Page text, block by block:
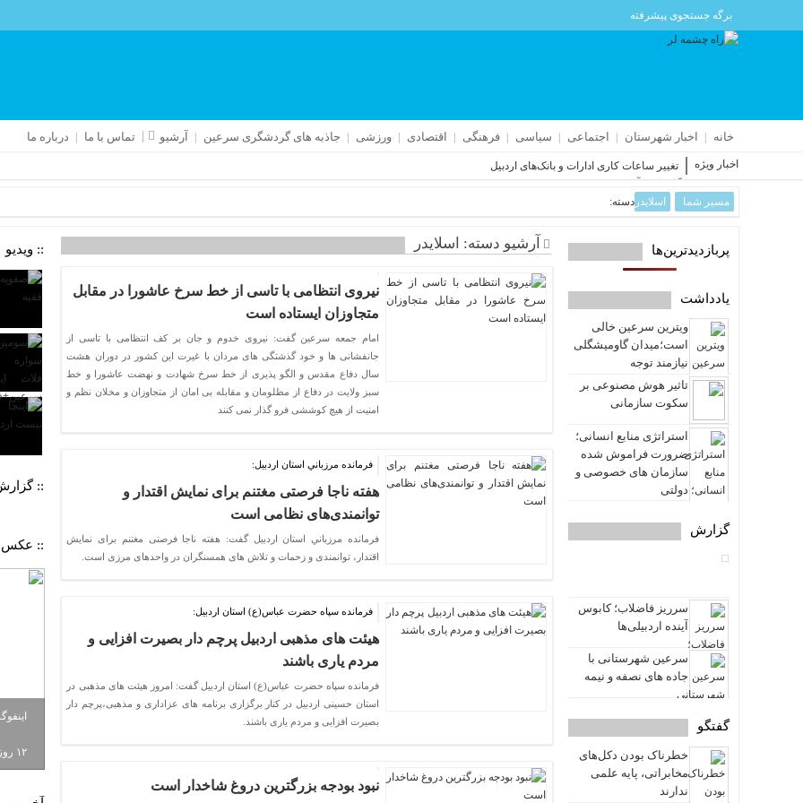
برگه جستجوی پیشرفته
خانه اخبار شهرستان اجتماعی سیاسی فرهنگی اقتصادی ورزشی جاذبه های گردشگری سرعین آرشیو تماس با ما درباره ما
اخبار ویژه
تغییر ساعات کاری ادارات و بانک‌های اردبیل
حمله به فرودگاه پارس‌‌آباد جزئی بود
اجتماع عظیم اردبیلی‌ها زیر بارش باران
تایید صلاحیت ۹۸درصد نامزدهای شوراهای روستای اردبیل
مسابقات بین‌المللی اسکی آلپاین در سرعین
مسیر شما دسته: اسلایدر
پربازدیدترین‌ها
یادداشت
ویترین سرعین خالی
است؛میدان گاومیشگلی
نیازمند توجه
تاثیر هوش مصنوعی بر
سکوت سازمانی
استراتژی منابع انسانی؛
ضرورت فراموش شده
سازمان های خصوصی و
دولتی
گزارش
سرریز فاضلاب؛ کابوس
آینده اردبیلی‌ها
سرعین شهرستانی با
جاده های نصفه و نیمه
گفتگو
خطرناک بودن دکل‌های
مخابراتی، پایه علمی
ندارند
آرشیو دسته: اسلایدر
نیروی انتظامی با تاسی از خط سرخ عاشورا در مقابل
متجاوزان ایستاده است
امام جمعه سرعین گفت: نیروی خدوم و جان بر کف انتظامی با تاسی از
جانفشانی ها و خود گذشتگی های مردان با غیرت این کشور در دوران هشت
سال دفاع مقدس و الگو پذیری از خط سرخ شهادت و نهضت عاشورا و خط
سبز ولایت در دفاع از مظلومان و مقابله بی امان از متجاوزان و مخلان نظم و
امنیت از هیچ کوششی فرو گذار نمی کنند
فرمانده مرزباني استان اردبيل:
هفته ناجا فرصتی مغتنم برای نمایش اقتدار و
توانمندی‌های نظامی است
فرمانده مرزباني استان اردبيل گفت: هفته ناجا فرصتی مغتنم برای نمایش
اقتدار، توانمندی و زحمات و تلاش های همسنگران در واحدهای مرزی است.
فرمانده سپاه حضرت عباس(ع) استان اردبیل:
هیئت های مذهبی اردبیل پرچم دار بصیرت افزایی و
مردم یاری باشند
فرمانده سپاه حضرت عباس(ع) استان اردبیل گفت: امروز هیئت های مذهبی در
استان حسینی اردبیل در کنار برگزاری برنامه های عزاداری و مذهبی،پرچم دار
بصیرت افزایی و مردم یاری باشند.
نبود بودجه بزرگترین دروغ شاخدار است
:: ویدیو
::
:: عکس
۱۲ روزه به باد رفت